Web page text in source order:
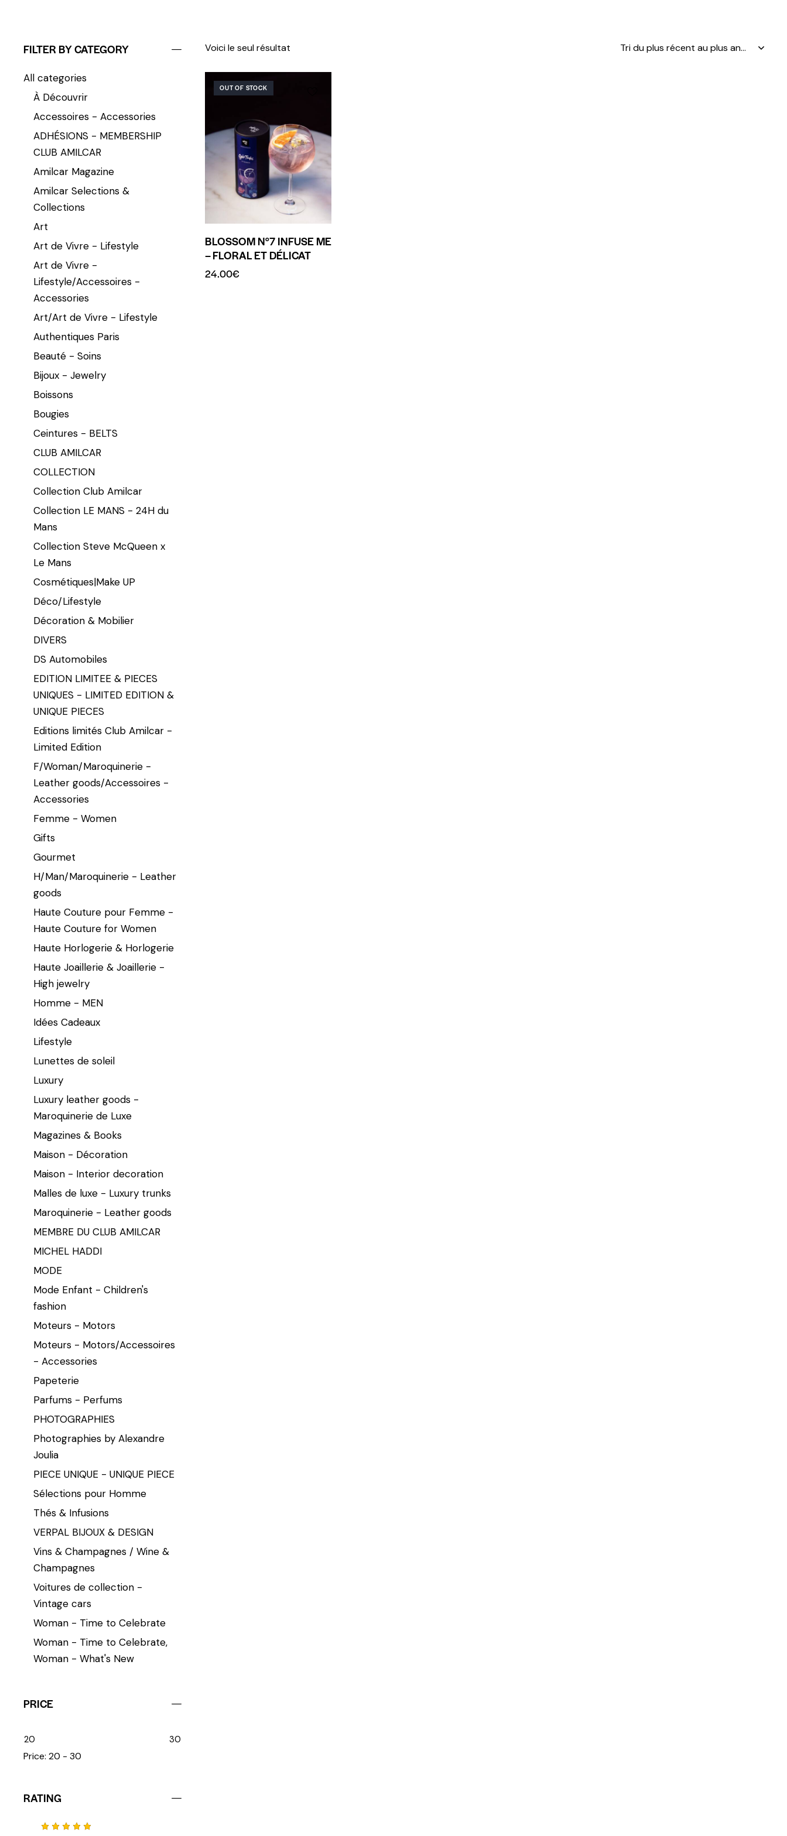
Voici le seul résultat
OUT OF STOCK
BLOSSOM N°7 INFUSE ME
– FLORAL ET DÉLICAT
24.00€
FILTER BY CATEGORY
All categories
À Découvrir
Accessoires - Accessories
ADHÉSIONS - MEMBERSHIP
CLUB AMILCAR
Amilcar Magazine
Amilcar Selections &
Collections
Art
Art de Vivre - Lifestyle
Art de Vivre -
Lifestyle/Accessoires -
Accessories
Art/Art de Vivre - Lifestyle
Authentiques Paris
Beauté - Soins
Bijoux - Jewelry
Boissons
Bougies
Ceintures - BELTS
CLUB AMILCAR
COLLECTION
Collection Club Amilcar
Collection LE MANS - 24H du
Mans
Collection Steve McQueen x
Le Mans
Cosmétiques|Make UP
Déco/Lifestyle
Décoration & Mobilier
DIVERS
DS Automobiles
EDITION LIMITEE & PIECES
UNIQUES - LIMITED EDITION &
UNIQUE PIECES
Editions limités Club Amilcar -
Limited Edition
F/Woman/Maroquinerie -
Leather goods/Accessoires -
Accessories
Femme - Women
Gifts
Gourmet
H/Man/Maroquinerie - Leather
goods
Haute Couture pour Femme -
Haute Couture for Women
Haute Horlogerie & Horlogerie
Haute Joaillerie & Joaillerie -
High jewelry
Homme - MEN
Idées Cadeaux
Lifestyle
Lunettes de soleil
Luxury
Luxury leather goods -
Maroquinerie de Luxe
Magazines & Books
Maison - Décoration
Maison - Interior decoration
Malles de luxe - Luxury trunks
Maroquinerie - Leather goods
MEMBRE DU CLUB AMILCAR
MICHEL HADDI
MODE
Mode Enfant - Children's
fashion
Moteurs - Motors
Moteurs - Motors/Accessoires
- Accessories
Papeterie
Parfums - Perfums
PHOTOGRAPHIES
Photographies by Alexandre
Joulia
PIECE UNIQUE - UNIQUE PIECE
Sélections pour Homme
Thés & Infusions
VERPAL BIJOUX & DESIGN
Vins & Champagnes / Wine &
Champagnes
Voitures de collection -
Vintage cars
Woman - Time to Celebrate
Woman - Time to Celebrate,
Woman - What's New
PRICE
20 30
Price: 20 - 30
RATING